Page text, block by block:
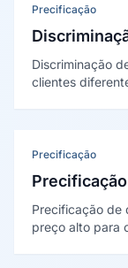
Precificação
Discriminação
clientes
Precificação
Precificação de
preço alto para